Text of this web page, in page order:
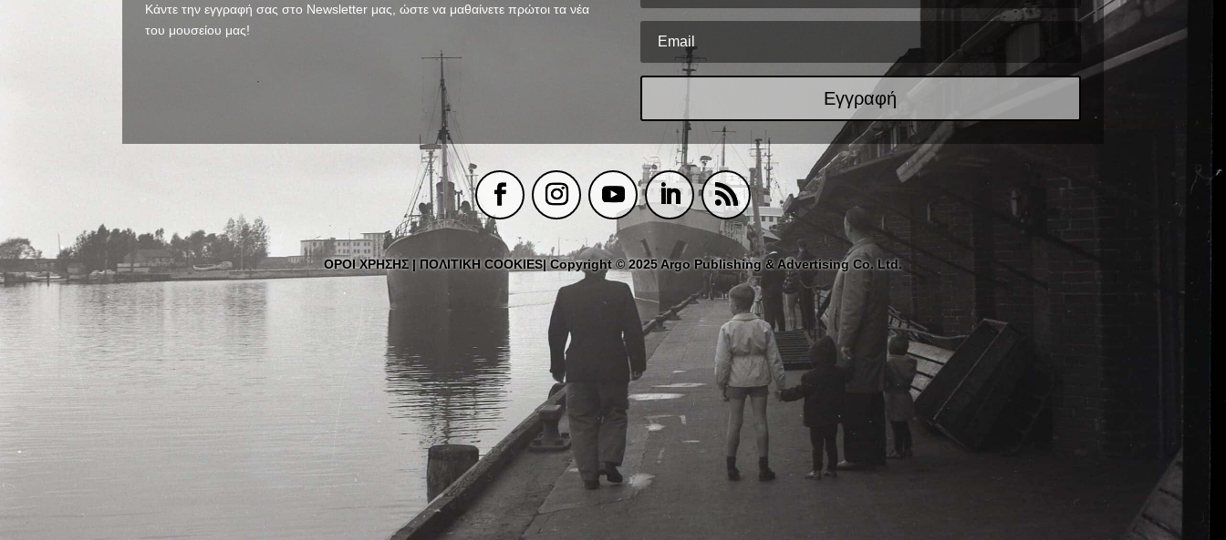
Κάντε την εγγραφή σας στο Newsletter μας, ώστε να μαθαίνετε πρώτοι τα νέα
του μουσείου μας!
Εγγραφή
ΟΡΟΙ ΧΡΗΣΗΣ | ΠΟΛΙΤΙΚΗ COOKIES| Copyright © 2025 Argo Publishing & Advertising Co. Ltd.